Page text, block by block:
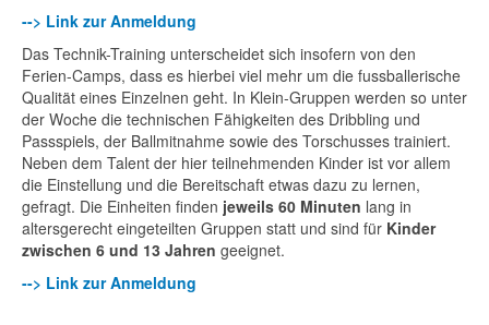
--> Link zur Anmeldung
Das Technik-Training unterscheidet sich insofern von den
Ferien-Camps, dass es hierbei viel mehr um die fussballerische
Qualität eines Einzelnen geht. In Klein-Gruppen werden so unter
der Woche die technischen Fähigkeiten des Dribbling und
Passspiels, der Ballmitnahme sowie des Torschusses trainiert.
Neben dem Talent der hier teilnehmenden Kinder ist vor allem
die Einstellung und die Bereitschaft etwas dazu zu lernen,
gefragt. Die Einheiten finden jeweils 60 Minuten lang in
altersgerecht eingeteilten Gruppen statt und sind für Kinder
zwischen 6 und 13 Jahren geeignet.
--> Link zur Anmeldung